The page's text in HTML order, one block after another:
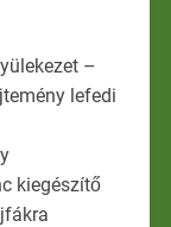
–
lefedi
kiegészítő